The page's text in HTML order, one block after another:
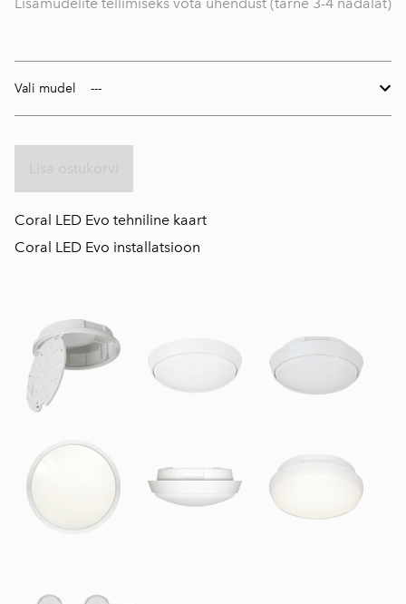
Vali mudel
Coral LED Evo tehniline kaart
Coral LED Evo installatsioon